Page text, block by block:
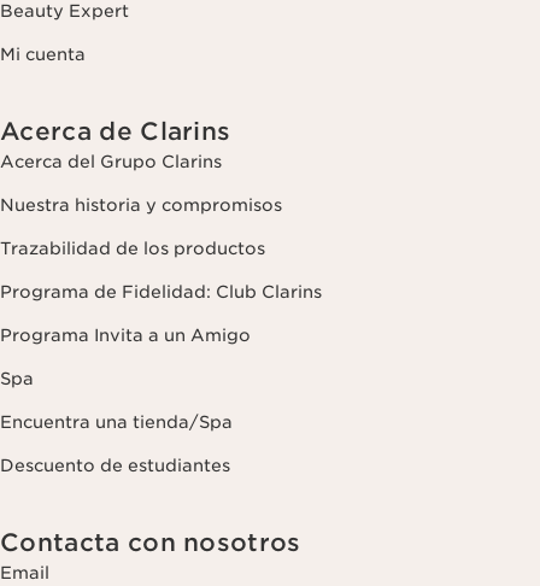
Beauty Expert
Mi cuenta
Acerca de Clarins
Acerca del Grupo Clarins
Nuestra historia y compromisos
Trazabilidad de los productos
Programa de Fidelidad: Club Clarins
Programa Invita a un Amigo
Spa
Encuentra una tienda/Spa
Descuento de estudiantes
Contacta con nosotros
Email